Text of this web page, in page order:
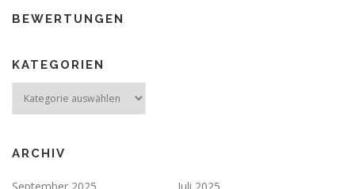
BEWERTUNGEN
KATEGORIEN
ARCHIV